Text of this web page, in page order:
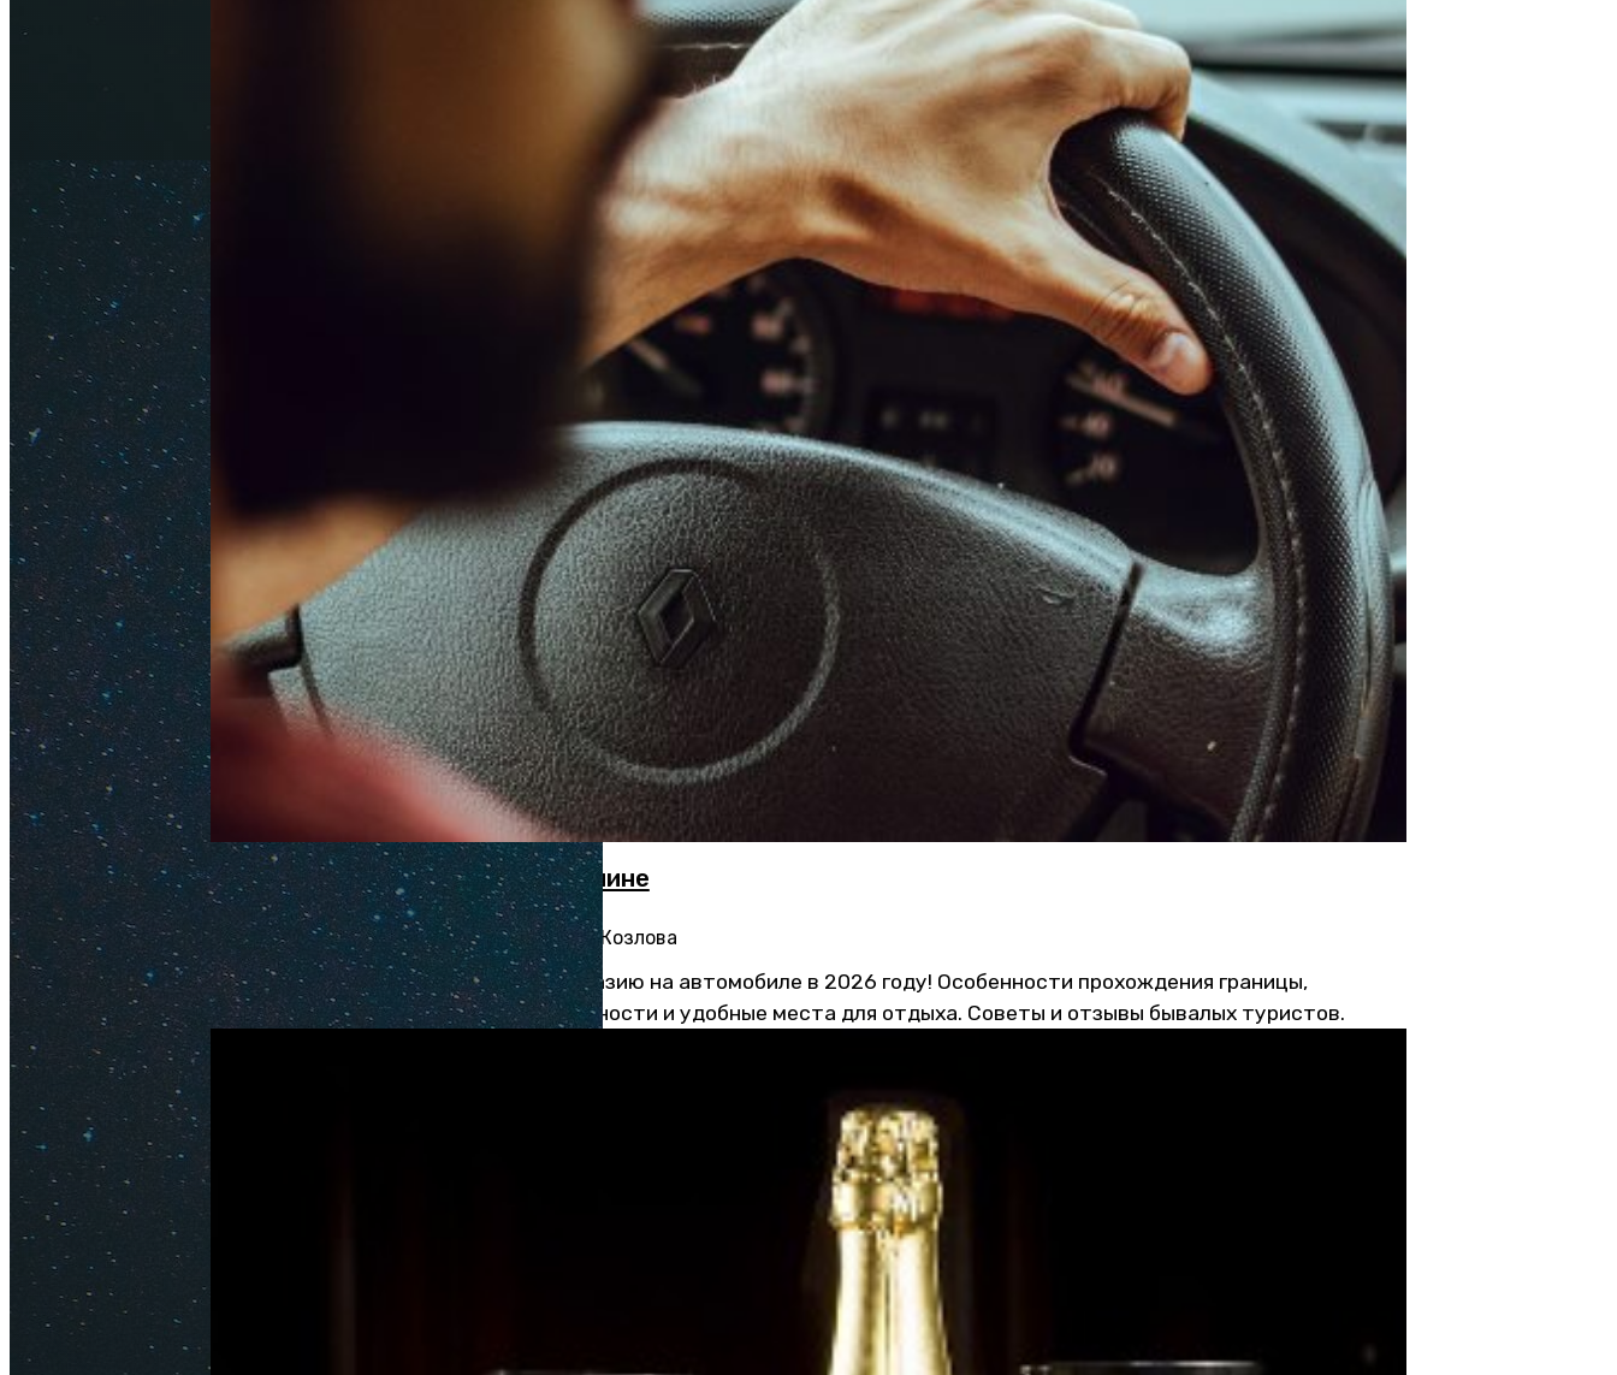
Как съездить в Абхазию на машине
Автор:Юлия Козлова
Обновлено: 23 июня 2026
Все, что нужно знать о поездке в Абхазию на автомобиле в 2026 году! Особенности прохождения границы,
абхазские дороги, достопримечательности и удобные места для отдыха. Советы и отзывы бывалых туристов.